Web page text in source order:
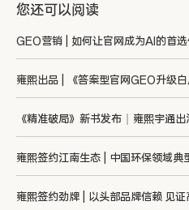
您还可以阅读
GEO营销 | 如何让官网成为AI的首
雍熙出品 | 《答案型官网GEO升级
《精准破局》新书发布｜雍熙宇通
雍熙签约江南生态 | 中国环保领域典
雍熙签约劲牌 | 以头部品牌信赖 见